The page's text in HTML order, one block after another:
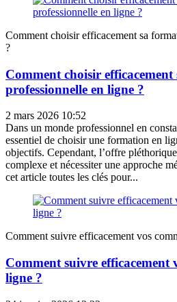
Comment choisir efficacement sa
?
Comment choisir
professionnelle en ligne ?
2 mars 2026 10:52
Dans un monde professionnel en
essentiel de choisir une formation en
objectifs. Cependant, l’offre
complexe et nécessiter une approche
cet article toutes les clés pour...
Comment suivre efficacement vos
Comment suivre efficacement
ligne ?